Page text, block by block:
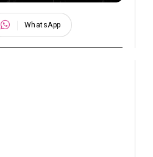
WhatsApp